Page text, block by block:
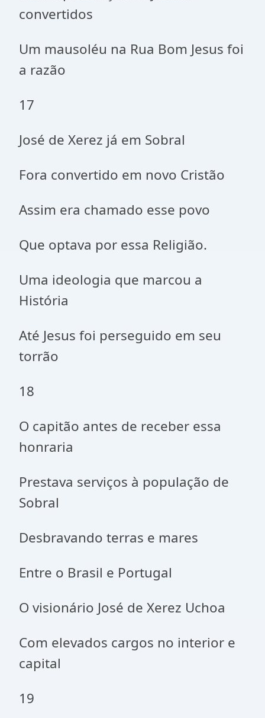
convertidos
Um mausoléu na Rua Bom Jesus foi
a razão
17
José de Xerez já em Sobral
Fora convertido em novo Cristão
Assim era chamado esse povo
Que optava por essa Religião.
Uma ideologia que marcou a
História
Até Jesus foi perseguido em seu
torrão
18
O capitão antes de receber essa
honraria
Prestava serviços à população de
Sobral
Desbravando terras e mares
Entre o Brasil e Portugal
O visionário José de Xerez Uchoa
Com elevados cargos no interior e
capital
19